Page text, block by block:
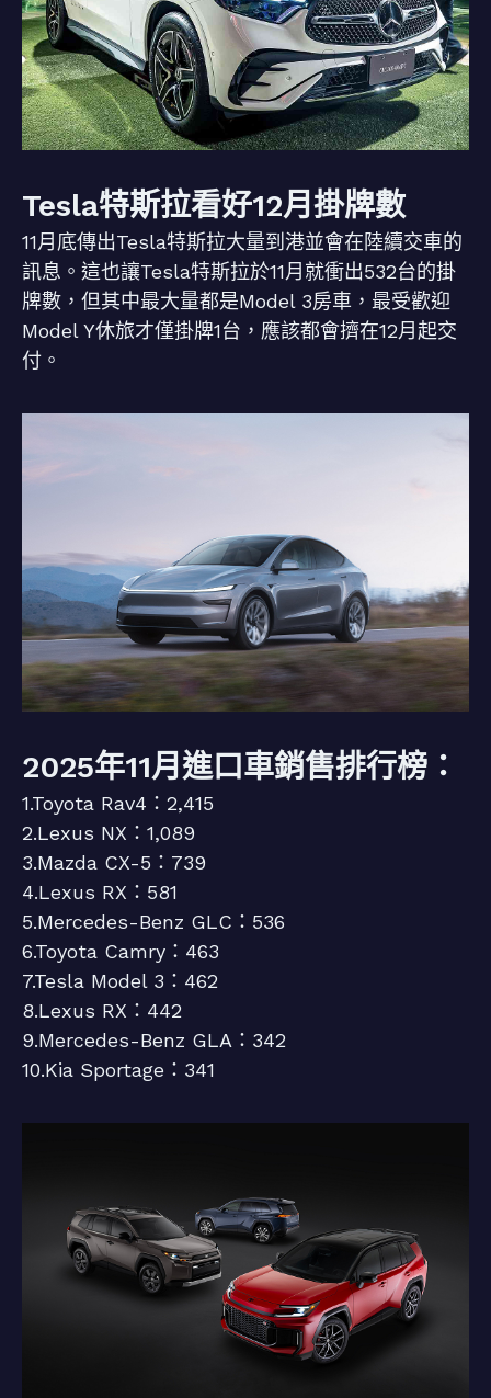
Tesla特斯拉看好12月掛牌數
11月底傳出Tesla特斯拉大量到港並會在陸續交車的
訊息。這也讓Tesla特斯拉於11月就衝出532台的掛
牌數，但其中最大量都是Model 3房車，最受歡迎
Model Y休旅才僅掛牌1台，應該都會擠在12月起交
付。
2025年11月進口車銷售排行榜：
1.Toyota Rav4：2,415
2.Lexus NX：1,089
3.Mazda CX-5：739
4.Lexus RX：581
5.Mercedes-Benz GLC：536
6.Toyota Camry：463
7.Tesla Model 3：462
8.Lexus RX：442
9.Mercedes-Benz GLA：342
10.Kia Sportage：341